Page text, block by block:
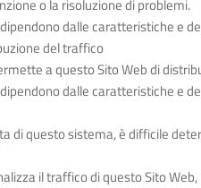
o la risoluzione di problemi.
dalle caratteristiche e
del traffico
a questo Sito Web di
dalle caratteristiche e
di questo sistema, è difficile
il traffico di questo Sito